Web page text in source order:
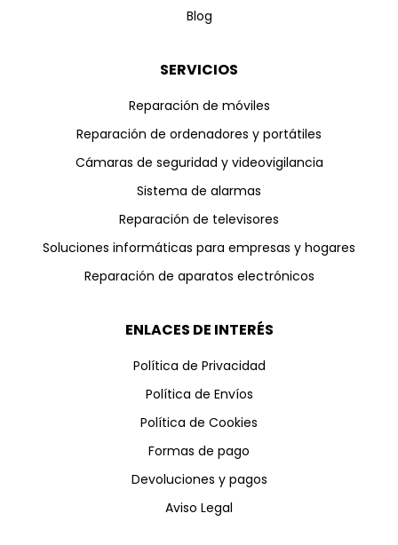
Blog
SERVICIOS
Reparación de móviles
Reparación de ordenadores y portátiles
Cámaras de seguridad y videovigilancia
Sistema de alarmas
Reparación de televisores
Soluciones informáticas para empresas y hogares
Reparación de aparatos electrónicos
ENLACES DE INTERÉS
Política de Privacidad
Política de Envíos
Política de Cookies
Formas de pago
Devoluciones y pagos
Aviso Legal